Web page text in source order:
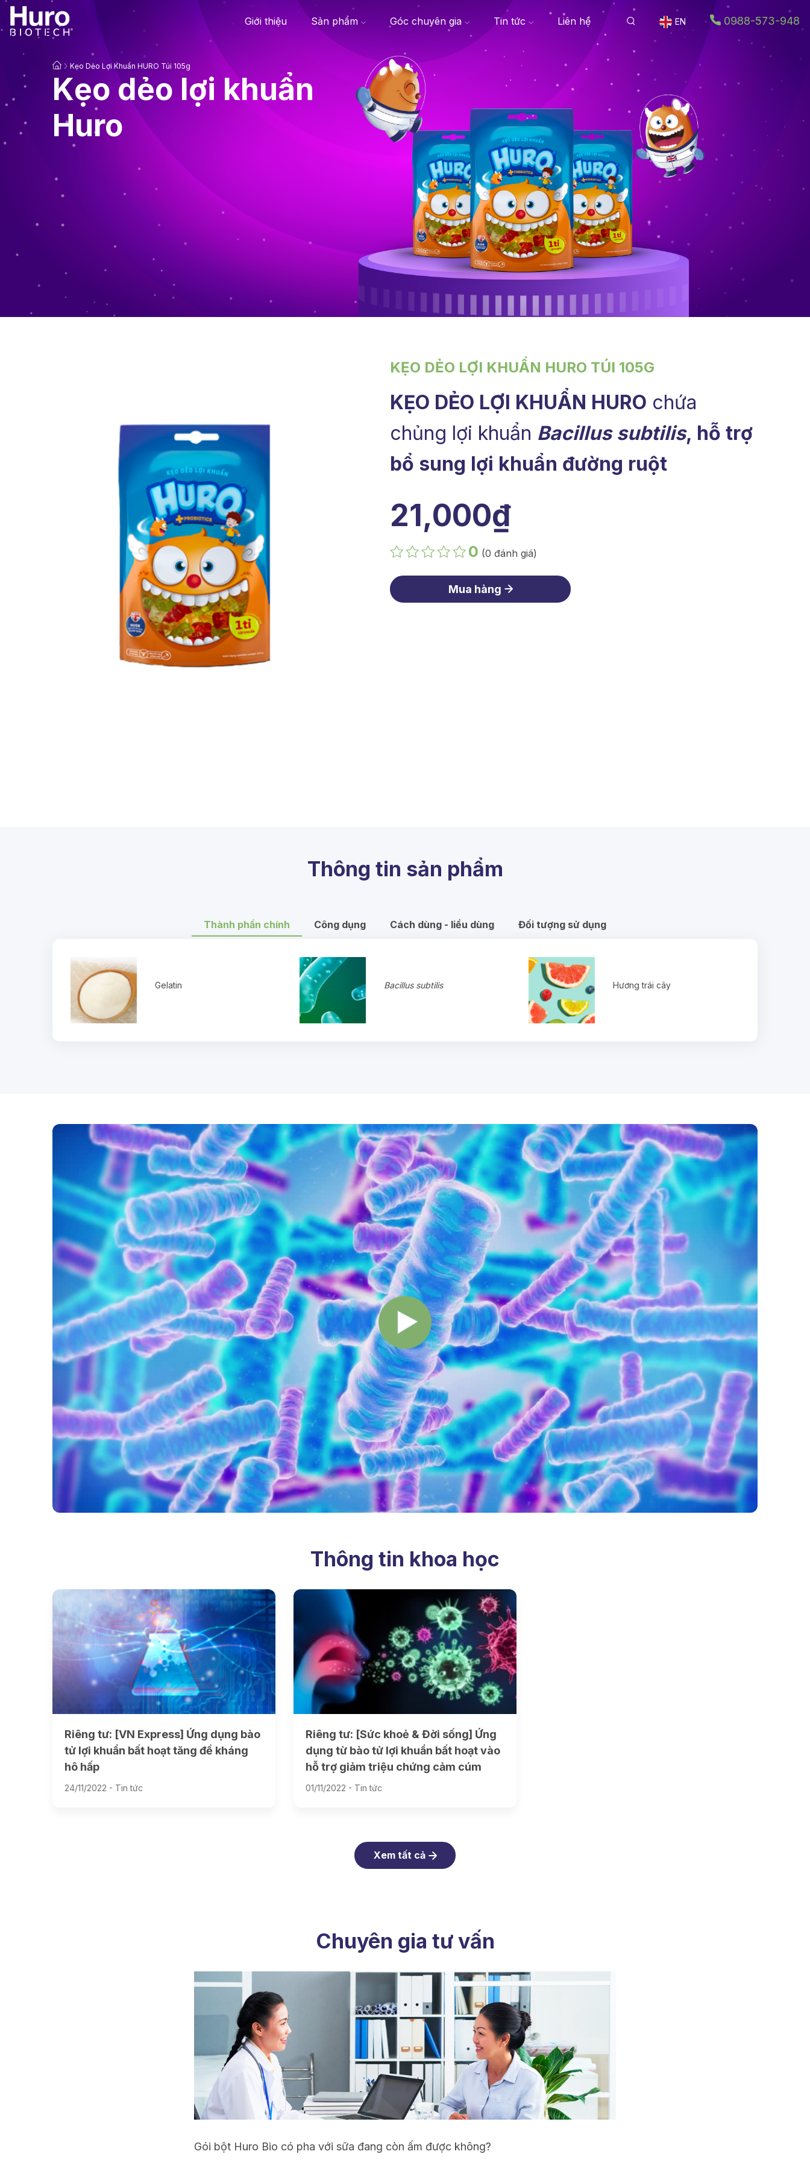
Giới thiệu Sản phẩm Góc chuyên gia Tin tức Liên hệ EN 0988-573-948
Kẹo Dẻo Lợi Khuẩn HURO Túi 105g
Kẹo dẻo lợi khuẩn
Huro
KẸO DẺO LỢI KHUẨN HURO TÚI 105G
KẸO DẺO LỢI KHUẨN HURO chứa
chủng lợi khuẩn Bacillus subtilis, hỗ trợ
bổ sung lợi khuẩn đường ruột
21,000₫
0 (0 đánh giá)
Mua hàng
Thông tin sản phẩm
Thành phần chính Công dụng Cách dùng - liều dùng Đối tượng sử dụng
Gelatin Bacillus subtilis Hương trái cây
Thông tin khoa học
Riêng tư: [VN Express] Ứng dụng bào
tử lợi khuẩn bất hoạt tăng đề kháng
hô hấp
24/11/2022 - Tin tức
Riêng tư: [Sức khoẻ & Đời sống] Ứng
dụng từ bào tử lợi khuẩn bất hoạt vào
hỗ trợ giảm triệu chứng cảm cúm
01/11/2022 - Tin tức
Xem tất cả
Chuyên gia tư vấn
Gói bột Huro Bio có pha với sữa đang còn ấm được không?